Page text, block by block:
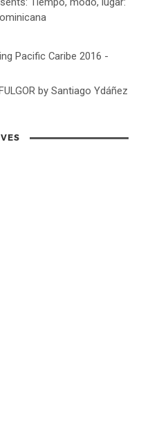
Pacific Caribe 2016 -
by Santiago Ydáñez